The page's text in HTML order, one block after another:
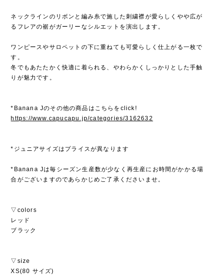
ネックラインのリボンと編み糸で施した刺繍襟が愛らしくやや広が
るフレアの裾がガーリーなシルエットを演出します。
ワンピースやサロペットの下に重ねても可愛らしく仕上がる一枚で
す。
冬でもあたたかく快適に着られる、やわらかくしっかりとした手触
りが魅力です。
*Banana Jのその他の商品はこちらをclick!
https://www.capucapu.jp/categories/3162632
*ジュニアサイズはプライスが異なります
*Banana Jは毎シーズン生産数が少なく再生産にお時間がかかる場
合がございますのであらかじめご了承くださいませ。
▽colors
レッド
ブラック
▽size
XS(80 サイズ)